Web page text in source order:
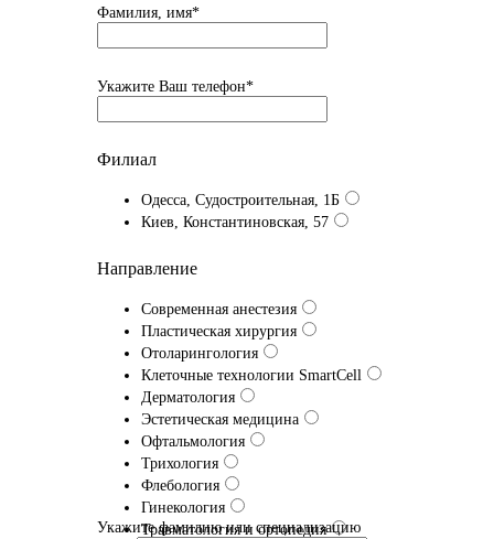
Фамилия, имя*
Укажите Ваш телефон*
Филиал
Одесса, Судостроительная, 1Б
Киев, Константиновская, 57
Направление
Современная анестезия
Пластическая хирургия
Отоларингология
Клеточные технологии SmartCell
Дерматология
Эстетическая медицина
Офтальмология
Трихология
Флебология
Гинекология
Травматология и ортопедия
Укажите фамилию или специализацию